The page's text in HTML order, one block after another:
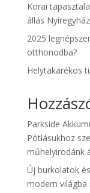
Korai
állás
2025
otthonodba?
Helytakarékos
Parkside
Pótlásukhoz
műhelyirodánk
Új burkolatok
modern világba